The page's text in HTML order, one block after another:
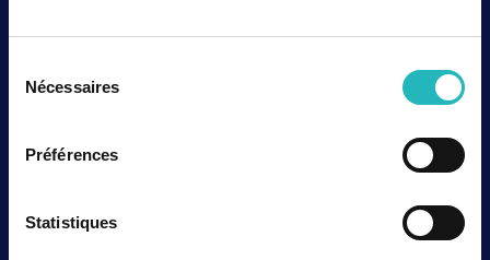
Nécessaires
Préférences
Statistiques
agile et plus innovante.